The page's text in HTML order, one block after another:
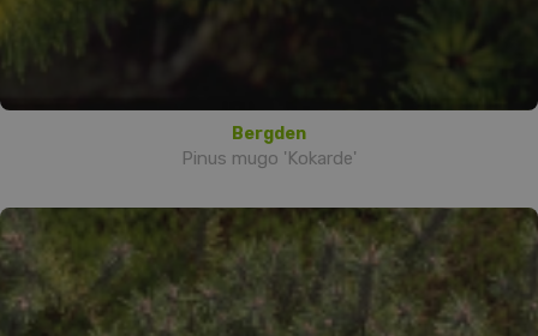
Bergden
Pinus mugo 'Kokarde'